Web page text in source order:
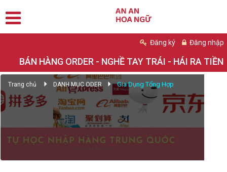
Đăng ký Đăng nhập
BÁN HÀNG ORDER - NGHỀ TAY TRÁI - HÁI RA TIỀN
Trang chủ DANH MỤC ODER Gia Dụng Tổng Hợp